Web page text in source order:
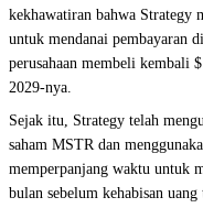
kekhawatiran bahwa
untuk mendanai pembayaran
perusahaan membeli kembali
2029-nya.
Sejak itu, Strategy telah
saham MSTR dan
memperpanjang waktu untuk
bulan sebelum kehabisan uang